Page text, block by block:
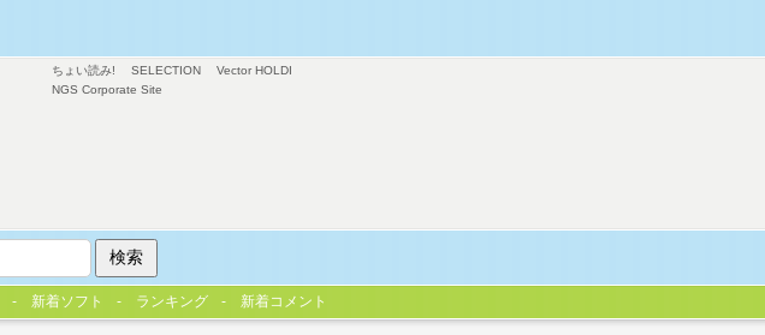
ちょい読み! SELECTION
Vector HOLDI
NGS Corporate Site
新着ソフト ランキング 新着コメント